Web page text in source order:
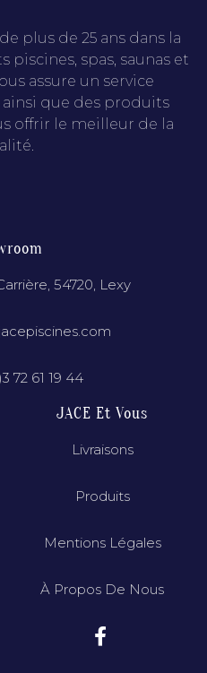
plus de 25 ans dans la
piscines, spas, saunas et
assure un service
que des produits
offrir le meilleur de la
54720, Lexy
72 61 19 44
JACE Et Vous
Livraisons
Produits
Mentions Légales
À Propos De Nous